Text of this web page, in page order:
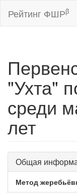
Рейтинг ФШРβ
"Ухта"
среди
лет
Общая
Метод